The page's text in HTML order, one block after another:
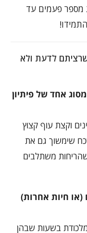
מספר פעמים עד
לדעת ולא
אחד של פיתיון
וקצת עוף קצוץ
שימשוך גם את
משתלבים
חיות אחרות)
בשעות שבהן